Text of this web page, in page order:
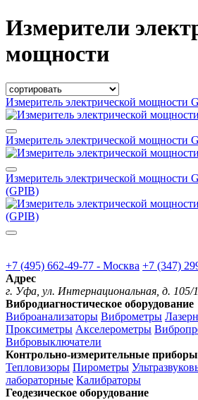
Измерители
мощности
Измеритель электрической мощности
Измеритель электрической мощности
Измеритель электрической мощности
(GPIB)
+7 (495) 662-49-77 - Москва +7 (347)
Адрес
г. Уфа, ул. Интернациональная, д. 105/1
Вибродиагностическое оборудование
Виброанализаторы Виброметры
Проксиметры Акселерометры
Вибровыключатели
Контрольно-измерительные приборы
Тепловизоры Пирометры
лабораторные Калибраторы
Геодезическое оборудование